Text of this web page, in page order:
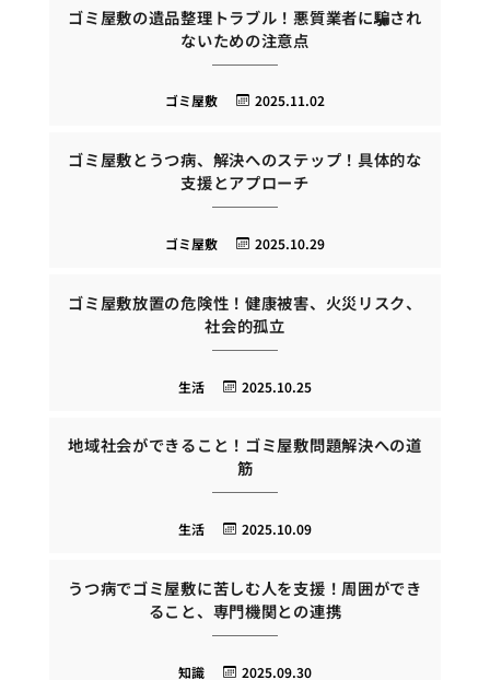
ゴミ屋敷の遺品整理トラブル！悪質業者に騙され
ないための注意点
2025.11.02
ゴミ屋敷
ゴミ屋敷とうつ病、解決へのステップ！具体的な
支援とアプローチ
2025.10.29
ゴミ屋敷
ゴミ屋敷放置の危険性！健康被害、火災リスク、
社会的孤立
2025.10.25
生活
地域社会ができること！ゴミ屋敷問題解決への道
筋
2025.10.09
生活
うつ病でゴミ屋敷に苦しむ人を支援！周囲ができ
ること、専門機関との連携
2025.09.30
知識